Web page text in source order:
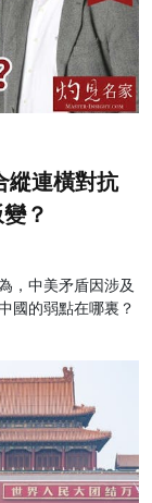
縱連橫對抗
？
，中美矛盾因涉及
國的弱點在哪裏？